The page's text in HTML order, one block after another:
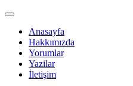
Anasayfa
Hakkımızda
Yorumlar
Yazilar
İletişim